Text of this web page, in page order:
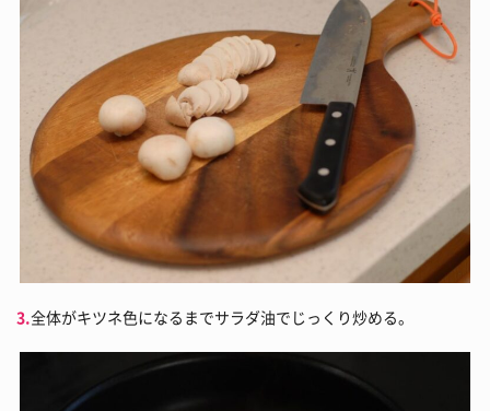
3.全体がキツネ色になるまでサラダ油でじっくり炒める。